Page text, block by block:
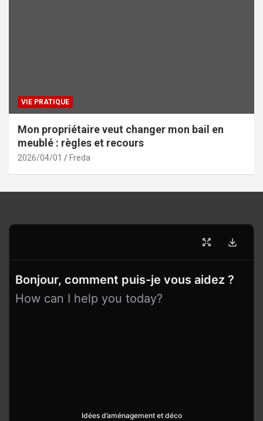
VIE PRATIQUE
Mon propriétaire veut changer mon bail en
meublé : règles et recours
2026/04/01 Freda
Bonjour, comment puis-je vous aidez ?
How can I help you today?
Idées d’aménagement et déco